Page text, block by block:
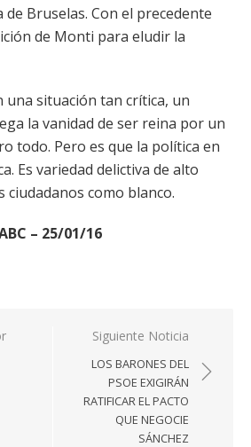
Bruselas. Con el precedente
de Monti para eludir la
una situación tan crítica, un
la vanidad de ser reina por un
todo. Pero es que la política en
Es variedad delictiva de alto
ciudadanos como blanco.
– 25/01/16
Siguiente Noticia
LOS BARONES DEL
PSOE EXIGIRÁN
RATIFICAR EL PACTO
QUE NEGOCIE
SÁNCHEZ